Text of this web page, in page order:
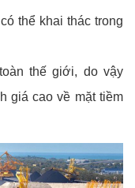
thể khai thác trong
thế giới, do vậy
giá cao về mặt tiềm